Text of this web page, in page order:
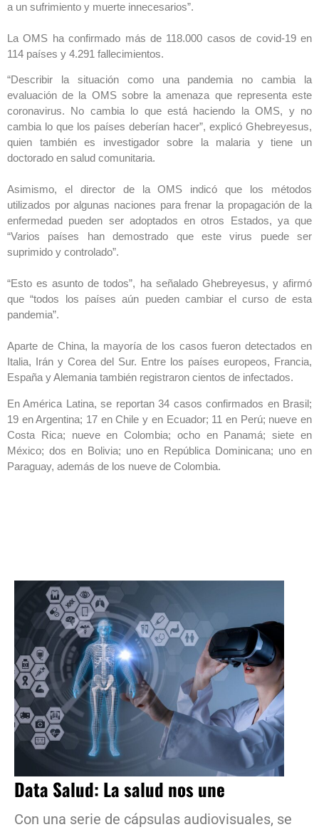
a un sufrimiento y muerte innecesarios”.
La OMS ha confirmado más de 118.000 casos de covid-19 en
114 países y 4.291 fallecimientos.
“Describir la situación como una pandemia no cambia la
evaluación de la OMS sobre la amenaza que representa este
coronavirus. No cambia lo que está haciendo la OMS, y no
cambia lo que los países deberían hacer”, explicó Ghebreyesus,
quien también es investigador sobre la malaria y tiene un
doctorado en salud comunitaria.
Asimismo, el director de la OMS indicó que los métodos
utilizados por algunas naciones para frenar la propagación de la
enfermedad pueden ser adoptados en otros Estados, ya que
“Varios países han demostrado que este virus puede ser
suprimido y controlado”.
“Esto es asunto de todos”, ha señalado Ghebreyesus, y afirmó
que “todos los países aún pueden cambiar el curso de esta
pandemia”.
Aparte de China, la mayoría de los casos fueron detectados en
Italia, Irán y Corea del Sur. Entre los países europeos, Francia,
España y Alemania también registraron cientos de infectados.
En América Latina, se reportan 34 casos confirmados en Brasil;
19 en Argentina; 17 en Chile y en Ecuador; 11 en Perú; nueve en
Costa Rica; nueve en Colombia; ocho en Panamá; siete en
México; dos en Bolivia; uno en República Dominicana; uno en
Paraguay, además de los nueve de Colombia.
Data Salud: La salud nos une
Con una serie de cápsulas audiovisuales, se